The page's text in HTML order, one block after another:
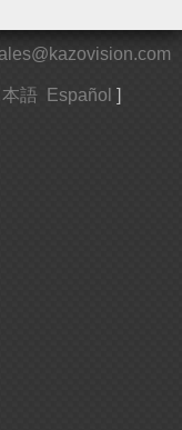
本語 Español ]